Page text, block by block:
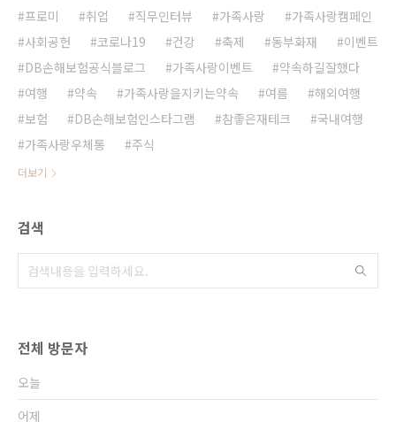
프로미
취업 직무인터뷰 가족사랑
가족사랑캠페인
사회공헌
코로나19 건강 축제 동부화재
이벤트
DB손해보험공식블로그
가족사랑이벤트
약속하길잘했다
여행
약속 가족사랑을지키는약속 여름
해외여행
보험
DB손해보험인스타그램 참좋은재테크
국내여행
가족사랑우체통
주식
더보기
검색
전체 방문자
오늘
어제